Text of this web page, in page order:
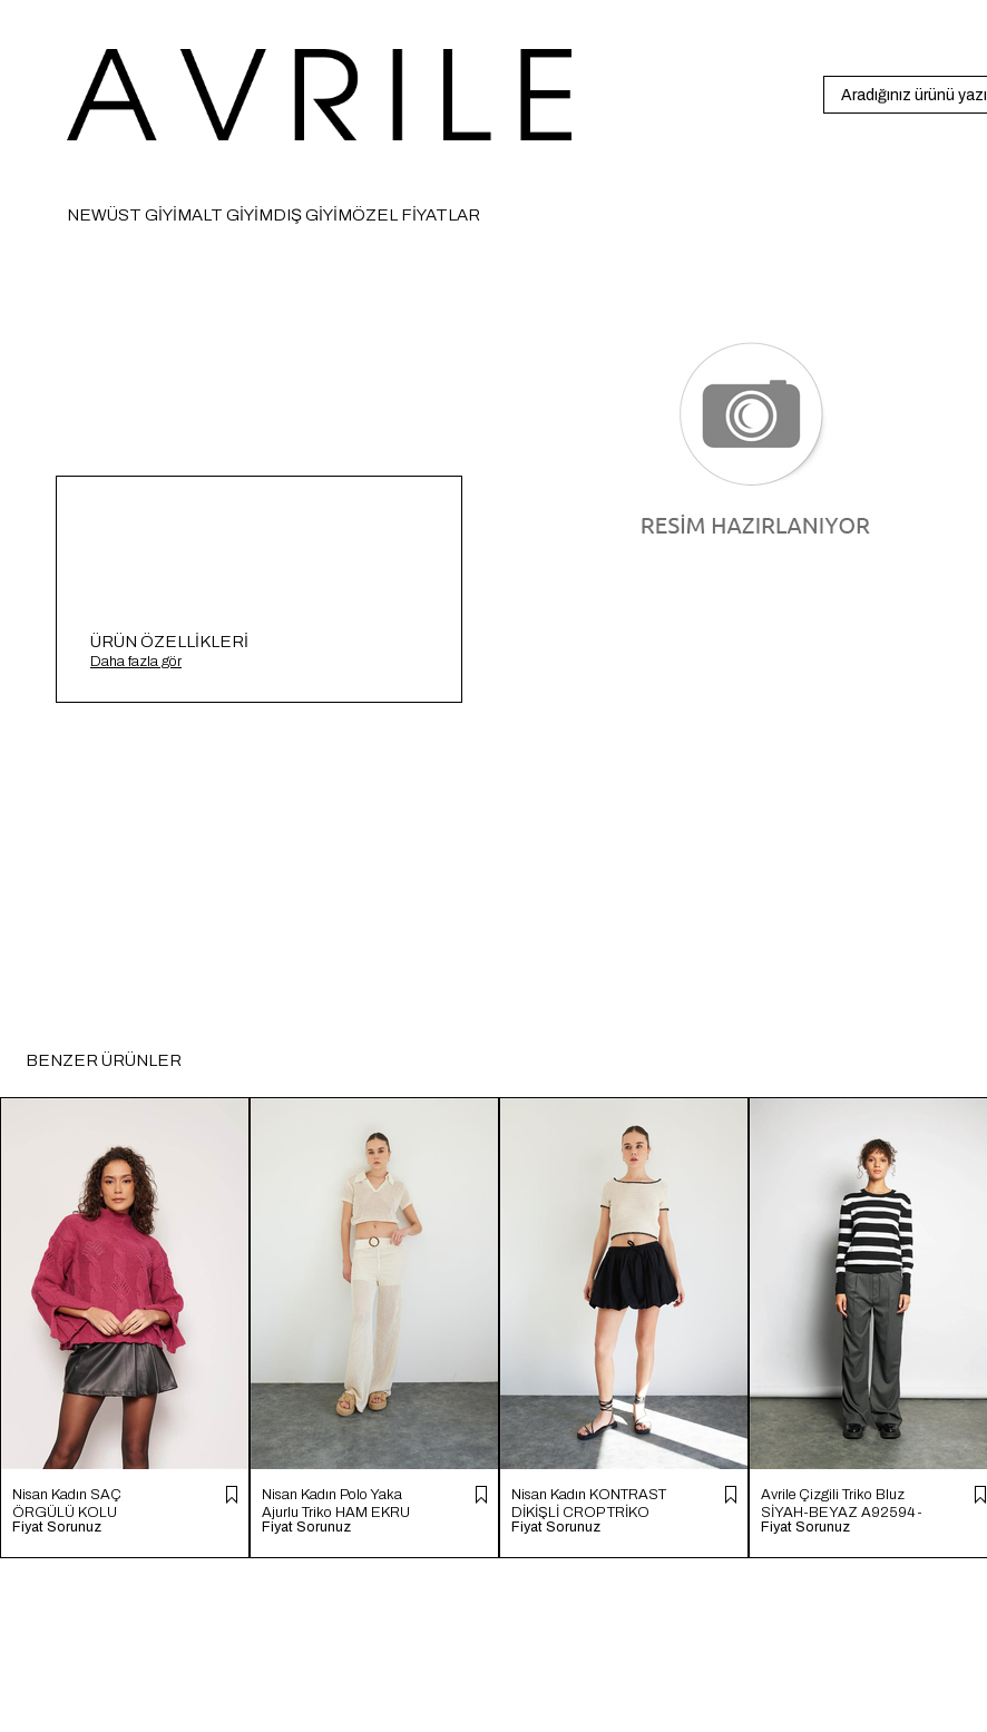
NEWÜST GİYİMALT GİYİMDIŞ GİYİMÖZEL FİYATLAR
ÜRÜN ÖZELLIKLERI
Kare Yaka Kolu Pileli Triko Kazak A91983-S
Daha fazla gör
BENZER ÜRÜNLER
Nisan Kadın SAÇ
ÖRGÜLÜ KOLU
YIRTMAÇLI TRİKO
Fiyat Sorunuz
Nisan Kadın Polo Yaka
Ajurlu Triko HAM EKRU
TT4246-Z
Fiyat Sorunuz
Nisan Kadın KONTRAST
DİKİŞLİ CROP TRİKO
HAM EKRU TT4231-Z
Fiyat Sorunuz
Avrile Çizgili Triko Bluz
SİYAH-BEYAZ A92594-
S
Fiyat Sorunuz